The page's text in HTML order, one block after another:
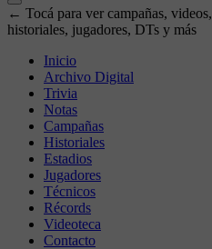
← Tocá para ver campañas, videos,
historiales, jugadores, DTs y más
Inicio
Archivo Digital
Trivia
Notas
Campañas
Historiales
Estadios
Jugadores
Técnicos
Récords
Videoteca
Contacto